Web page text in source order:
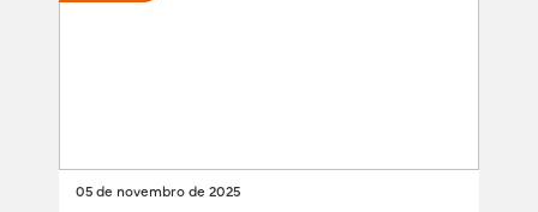
05 de novembro de 2025